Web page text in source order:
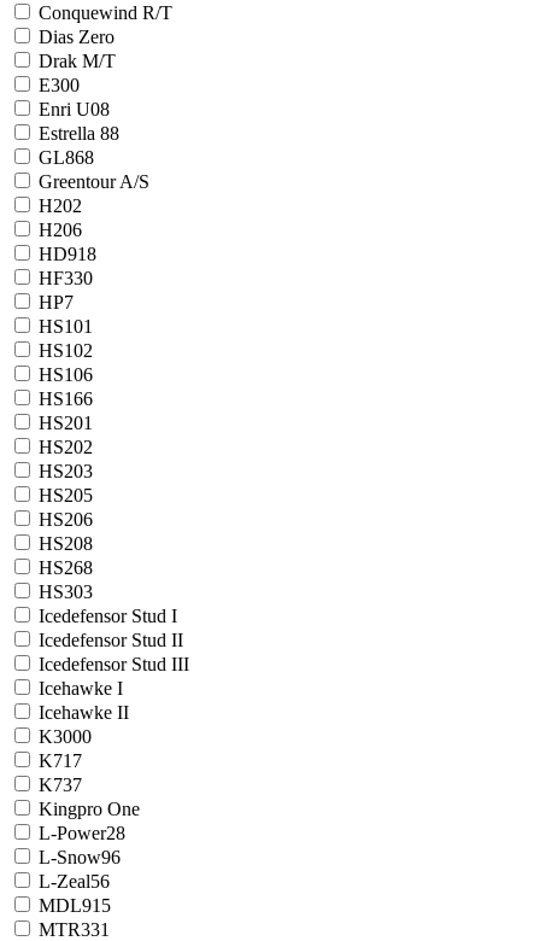
Conquewind R/T
Dias Zero
Drak M/T
E300
Enri U08
Estrella 88
GL868
Greentour A/S
H202
H206
HD918
HF330
HP7
HS101
HS102
HS106
HS166
HS201
HS202
HS203
HS205
HS206
HS208
HS268
HS303
Icedefensor Stud I
Icedefensor Stud II
Icedefensor Stud III
Icehawke I
Icehawke II
K3000
K717
K737
Kingpro One
L-Power28
L-Snow96
L-Zeal56
MDL915
MTR331